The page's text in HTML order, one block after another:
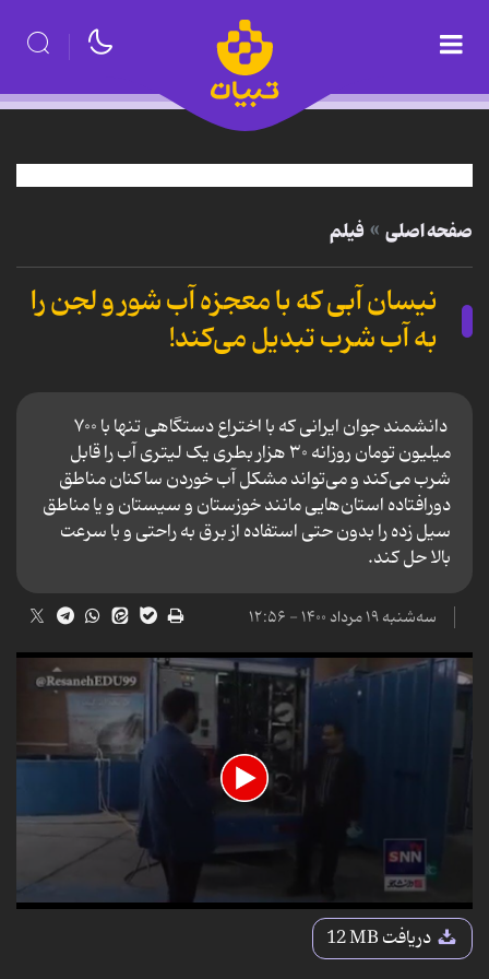
صفحه اصلی فیلم
نیسان آبی‌ که با معجزه آب شور و لجن را
به آب شرب تبدیل می‌کند!‌
دانشمند جوان ایرانی که با اختراع دستگاهی تنها با ۷۰۰
میلیون تومان روزانه ۳۰ هزار بطری یک لیتری آب را قابل
شرب می‌کند و می‌تواند مشکل آب خوردن ساکنان مناطق
دورافتاده استان‌هایی مانند خوزستان و سیستان و یا مناطق
سیل زده را بدون حتی استفاده از برق به راحتی و با سرعت
بالا حل کند.‌
سه‌شنبه ۱۹ مرداد ۱۴۰۰ - ۱۲:۵۶
0
دریافت12 MB